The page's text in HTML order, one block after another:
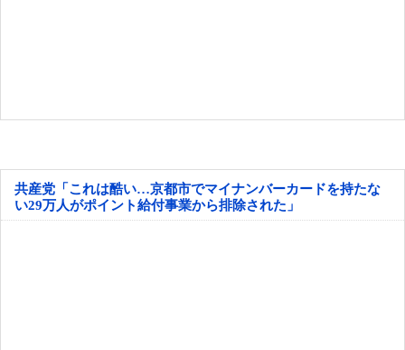
共産党「これは酷い…京都市でマイナンバーカードを持たな
い29万人がポイント給付事業から排除された」